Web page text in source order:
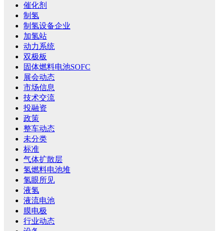
催化剂
制氢
制氢设备企业
加氢站
动力系统
双极板
固体燃料电池SOFC
展会动态
市场信息
技术交流
投融资
政策
整车动态
未分类
标准
气体扩散层
氢燃料电池堆
氢眼所见
液氢
液流电池
膜电极
行业动态